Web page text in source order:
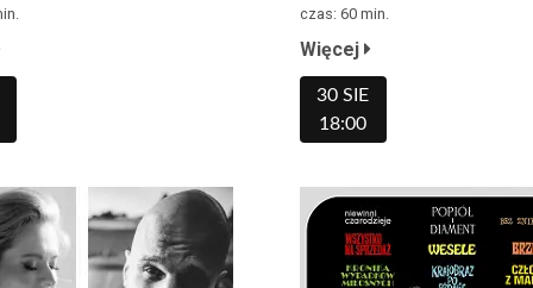
czas: 60 min.
Więcej
30 SIE
18:00